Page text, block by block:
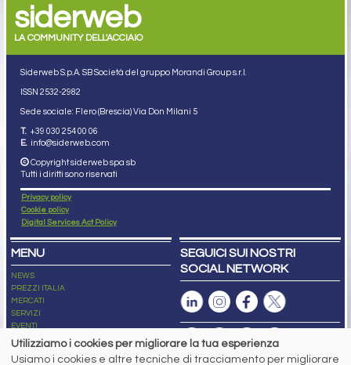
siderweb
LA COMMUNITY DELL'ACCIAIO
Siderweb S.p.A. SB Società del gruppo Morandi Group s.r.l.
ISSN 2532-2982
Sede sociale: Flero (Brescia) Via Don Milani 5
T. +39 030 254 00 06
E. info@siderweb.com
Copyright siderweb spa sb
Tutti i diritti sono riservati
Privacy policy
Cookie policy
Digital Services Act Policy
MENU
NEWS
PREZZI ITALIA
MERCATI
SERVIZI
EVENTI
ABBONAMENTI
NEWSLETTER
SEGUICI SUI NOSTRI
SOCIAL NETWORK
Utilizziamo i cookies per migliorare la tua esperienza
Usiamo i cookies e altre tecniche di tracciamento per migliorare